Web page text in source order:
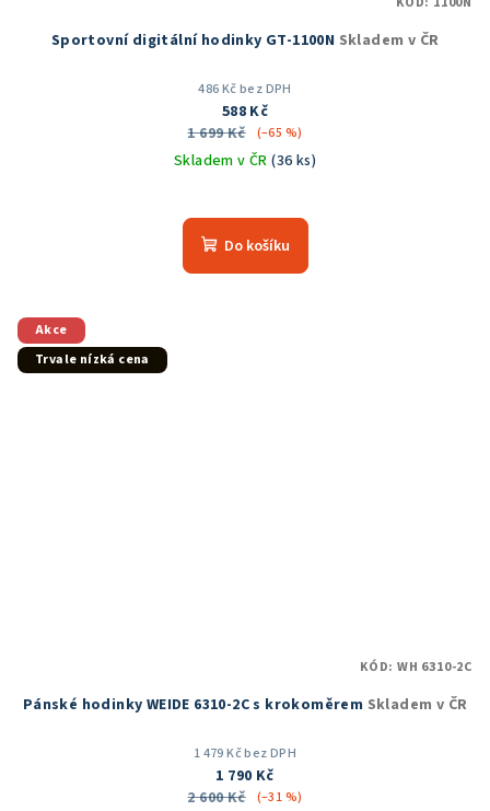
Sportovní digitální hodinky GT-1100N Skladem v ČR
486 Kč bez DPH
588 Kč
1 699 Kč
(–65 %)
Skladem v ČR(36 ks)
hodnocení
produktu
Do košíku
Akce
Trvale nízká cena
Pánské hodinky WEIDE 6310-2C s krokoměrem Skladem v ČR
1 479 Kč bez DPH
1 790 Kč
2 600 Kč
(–31 %)
KÓD: WH 6310-2C